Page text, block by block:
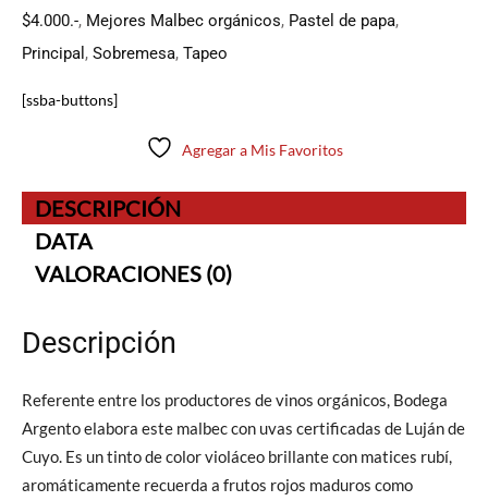
$4.000.-, Mejores Malbec orgánicos, Pastel de papa,
Principal , Sobremesa, Tapeo
[ssba-buttons]
Agregar a Mis Favoritos
DESCRIPCIÓN
DATA
VALORACIONES (0)
Descripción
Referente entre los productores de vinos orgánicos, Bodega
Argento elabora este malbec con uvas certificadas de Luján de
Cuyo. Es un tinto de color violáceo brillante con matices rubí,
aromáticamente recuerda a frutos rojos maduros como